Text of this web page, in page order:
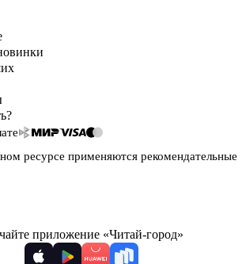
ресурсе применяются рекомендательные
приложение «Читай-город»